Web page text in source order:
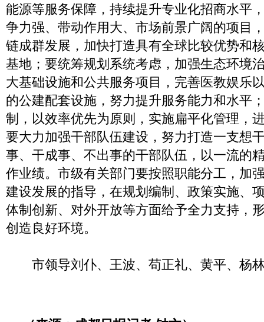
能源等服务保障，持续提升专业化招商水平
争力强、带动作用大、市场前景广阔的项目
链成群发展，加快打造具有全球比较优势和
基地；要统筹规划系统考虑，加强生态环境
大基础设施和公共服务项目，完善医教娱乐
的公建配套设施，努力提升服务能力和水平
制，以效率优先为原则，实施扁平化管理，
要大力加强干部队伍建设，努力打造一支想
事、干成事、不出事的干部队伍，以一流的
作业绩。市级有关部门要按照职能分工，加
建设发展的指导，在规划编制、政策实施、
体制创新、对外开放等方面给予全力支持，
创造良好环境。
市领导刘仆、王波、苟正礼、黄平、杨